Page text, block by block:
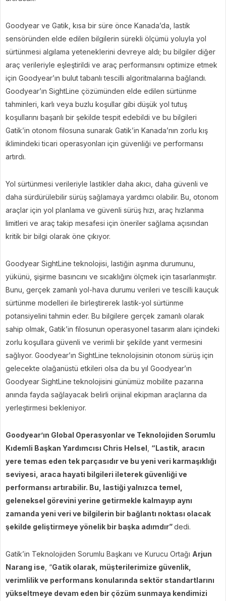
Goodyear ve Gatik, kısa bir süre önce Kanada’da, lastik
sensöründen elde edilen bilgilerin sürekli ölçümü yoluyla yol
sürtünmesi algılama yeteneklerini devreye aldı; bu bilgiler diğer
araç verileriyle eşleştirildi ve araç performansını optimize etmek
için Goodyear’ın bulut tabanlı tescilli algoritmalarına bağlandı.
Goodyear’ın SightLine çözümünden elde edilen sürtünme
tahminleri, karlı veya buzlu koşullar gibi düşük yol tutuş
koşullarını başarılı bir şekilde tespit edebildi ve bu bilgileri
Gatik’in otonom filosuna sunarak Gatik’in Kanada’nın zorlu kış
iklimindeki ticari operasyonları için güvenliği ve performansı
artırdı.
Yol sürtünmesi verileriyle lastikler daha akıcı, daha güvenli ve
daha sürdürülebilir sürüş sağlamaya yardımcı olabilir. Bu, otonom
araçlar için yol planlama ve güvenli sürüş hızı, araç hızlanma
limitleri ve araç takip mesafesi için öneriler sağlama açısından
kritik bir bilgi olarak öne çıkıyor.
Goodyear SightLine teknolojisi, lastiğin aşınma durumunu,
yükünü, şişirme basıncını ve sıcaklığını ölçmek için tasarlanmıştır.
Bunu, gerçek zamanlı yol-hava durumu verileri ve tescilli kauçuk
sürtünme modelleri ile birleştirerek lastik-yol sürtünme
potansiyelini tahmin eder. Bu bilgilere gerçek zamanlı olarak
sahip olmak, Gatik’in filosunun operasyonel tasarım alanı içindeki
zorlu koşullara güvenli ve verimli bir şekilde yanıt vermesini
sağlıyor. Goodyear’ın SightLine teknolojisinin otonom sürüş için
gelecekte olağanüstü etkileri olsa da bu yıl Goodyear’ın
Goodyear SightLine teknolojisini günümüz mobilite pazarına
anında fayda sağlayacak belirli orijinal ekipman araçlarına da
yerleştirmesi bekleniyor.
Goodyear’ın Global Operasyonlar ve Teknolojiden Sorumlu
Kıdemli Başkan Yardımcısı Chris Helsel “Lastik, aracın
yere temas eden tek parçasıdır ve bu yeni veri karmaşıklığı
seviyesi, araca hayati bilgileri ileterek güvenliği ve
performansı artırabilir. Bu, lastiği yalnızca temel,
geleneksel görevini yerine getirmekle kalmayıp aynı
zamanda yeni veri ve bilgilerin bir bağlantı noktası olacak
şekilde geliştirmeye yönelik bir başka adımdır”dedi.
Gatik’in Teknolojiden Sorumlu Başkanı ve Kurucu Ortağı Arjun
Narang ise , “Gatik olarak, müşterilerimize güvenlik,
verimlilik ve performans konularında sektör standartlarını
yükseltmeye devam eden bir çözüm sunmaya kendimizi